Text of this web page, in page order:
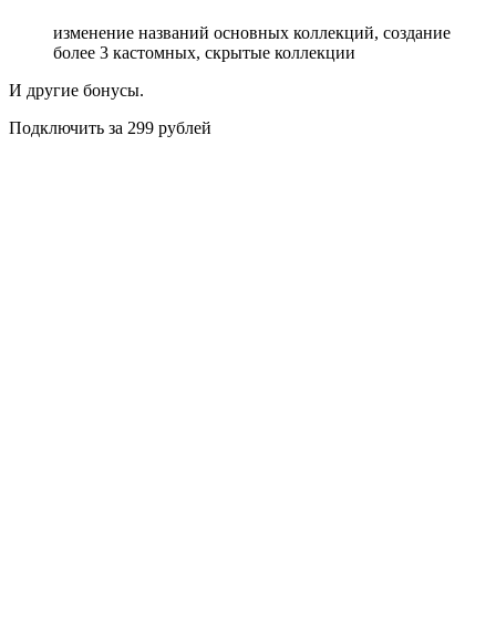
изменение названий основных коллекций, создание
более 3 кастомных, скрытые коллекции
И другие бонусы.
Подключить за 299 рублей